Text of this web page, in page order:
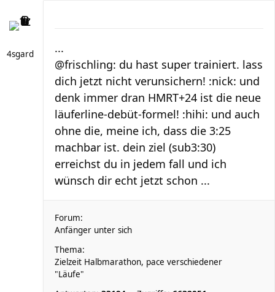
4sgard
...
@frischling: du hast super trainiert. lass
dich jetzt nicht verunsichern! :nick: und
denk immer dran HMRT+24 ist die neue
läuferline-debüt-formel! :hihi: und auch
ohne die, meine ich, dass die 3:25
machbar ist. dein ziel (sub3:30)
erreichst du in jedem fall und ich
wünsch dir echt jetzt schon ...
Forum:
Anfänger unter sich
Thema:
Zielzeit Halbmarathon, pace verschiedener
"Läufe"